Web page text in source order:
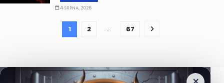
4 SRPNA, 2026
1 2 … 67